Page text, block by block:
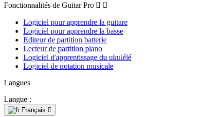
Fonctionnalités de Guitar Pro  
Logiciel pour apprendre la guitare
Logiciel pour apprendre la basse
Editeur de partition batterie
Lecteur de partition piano
Logiciel d'apprentissage du ukulélé
Logiciel de notation musicale
Langues
Langue :
Français 